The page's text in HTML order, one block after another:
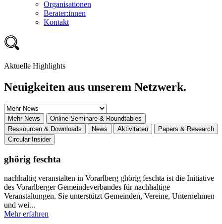
Organisationen
Berater:innen
Kontakt
Aktuelle Highlights
Neuigkeiten aus unserem Netzwerk.
Mehr News
Online Seminare & Roundtables
Ressourcen & Downloads
News Aktivitäten
Papers & Research
Circular Insider
ghörig feschta
nachhaltig veranstalten in Vorarlberg ghörig feschta ist die Initiative
des Vorarlberger Gemeindeverbandes für nachhaltige
Veranstaltungen. Sie unterstützt Gemeinden, Vereine, Unternehmen
und wei...
Mehr erfahren